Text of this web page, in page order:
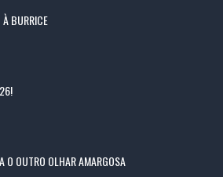
BURRICE
O OUTRO OLHAR AMARGOSA